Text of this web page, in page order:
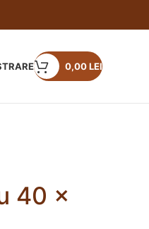
0,00LEI
40 x